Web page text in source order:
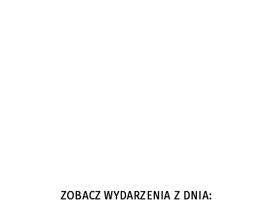
ZOBACZ WYDARZENIA Z DNIA: